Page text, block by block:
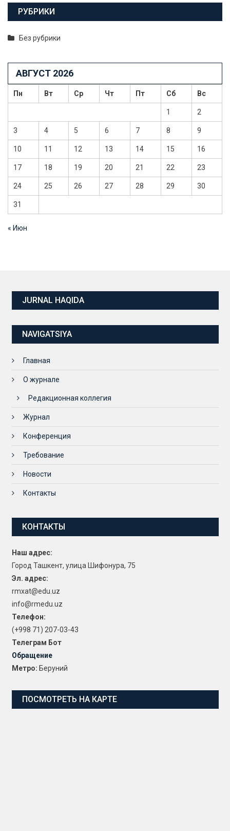
РУБРИКИ
Без рубрики
АВГУСТ 2026
Пн Вт Ср Чт Пт Сб Вс
1 2
3 4 5 6 7 8 9
10 11 12 13 14 15 16
17 18 19 20 21 22 23
24 25 26 27 28 29 30
31
« Июн
JURNAL HAQIDA
NAVIGATSIYA
Главная
О журнале
Редакционная коллегия
Журнал
Конференция
Требование
Новости
Контакты
КОНТАКТЫ
Наш адрес:
Город Ташкент, улица Шифонура, 75
Эл. адрес:
rmxat@edu.uz
info@rmedu.uz
Телефон:
(+998 71) 207-03-43
Телеграм Бот
Обращение
Метро: Беруний
ПОСМОТРЕТЬ НА КАРТЕ